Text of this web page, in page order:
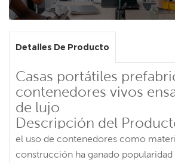
Detalles De Producto
Casas portátiles
contenedores vivos
de lujo
Descripción del
el uso de contenedores como
construcción ha ganado